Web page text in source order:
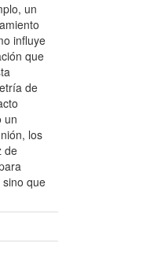
un
influye
que
de
un
los
de
que